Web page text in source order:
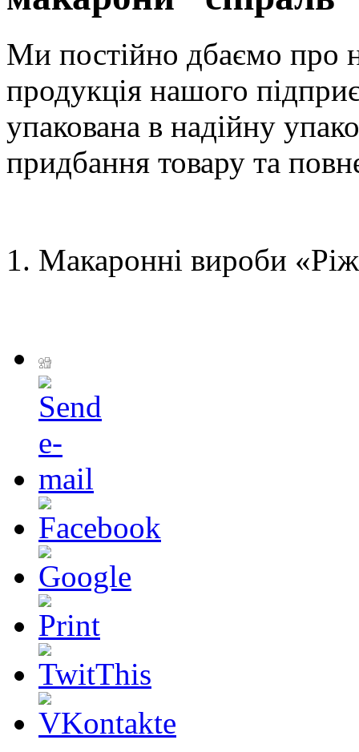
Ми постійно дбаємо про
продукція нашого
упакована в надійну
придбання товару та
Макаронні вироби